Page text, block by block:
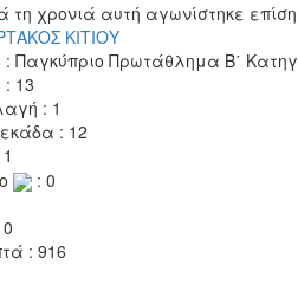
τη χρονιά αυτή αγωνίστηκε
ΚΙΤΙΟΥ
: Παγκύπριο Πρωτάθλημα Β΄
13
: 1
: 12
: 0
: 916